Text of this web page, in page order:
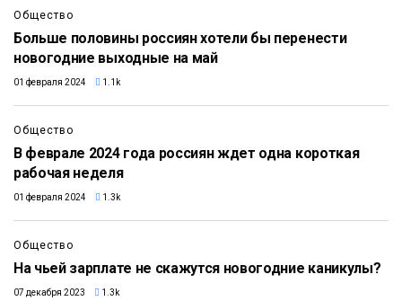
Общество
Больше половины россиян хотели бы перенести
новогодние выходные на май
01 февраля 2024 1.1k
Общество
В феврале 2024 года россиян ждет одна короткая
рабочая неделя
01 февраля 2024 1.3k
Общество
На чьей зарплате не скажутся новогодние каникулы?
07 декабря 2023 1.3k